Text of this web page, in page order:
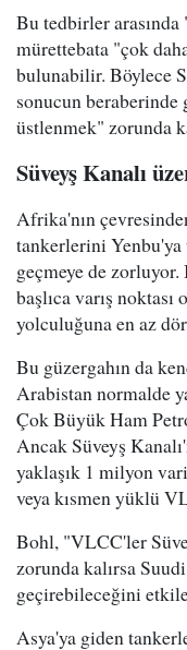
Bu tedbirler
mürettebata "çok
bulunabilir. Böylece
sonucun
üstlenmek" zorunda
Süveyş Kanalı
Afrika'nın
tankerlerini Yenbu'ya
geçmeye de
başlıca varış
yolculuğuna en az
Bu güzergahın da
Arabistan normalde
Çok Büyük Ham
Ancak Süveyş
yaklaşık 1 milyon
veya kısmen yüklü
Bohl, "VLCC'ler
zorunda kalırsa
geçirebileceğini
Asya'ya giden